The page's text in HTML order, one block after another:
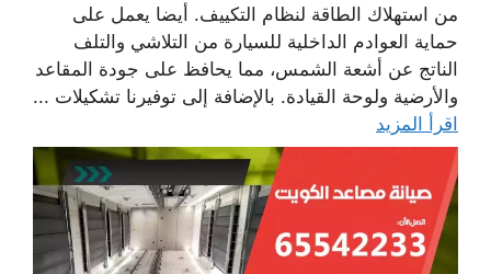
من استهلاك الطاقة لنظام التكييف. أيضا يعمل على
حماية العوادم الداخلية للسيارة من التلاشي والتلف
الناتج عن أشعة الشمس، مما يحافظ على جودة المقاعد
والأرضية ولوحة القيادة. بالإضافة إلى توفيرنا تشكيلات ...
اقرأ المزيد